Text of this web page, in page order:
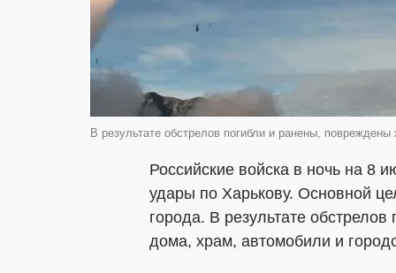
В результате обстрелов погибли и ранены,
Российские войска в ночь на 8
удары по Харькову. Основной
города. В результате
дома, храм, автомобили и